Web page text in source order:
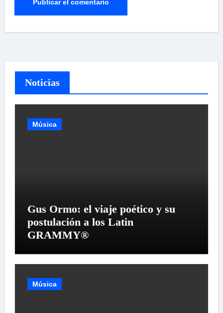
Noticias
Música
Gus Ormo: el viaje poético y su
postulación a los Latin
GRAMMY®
Música